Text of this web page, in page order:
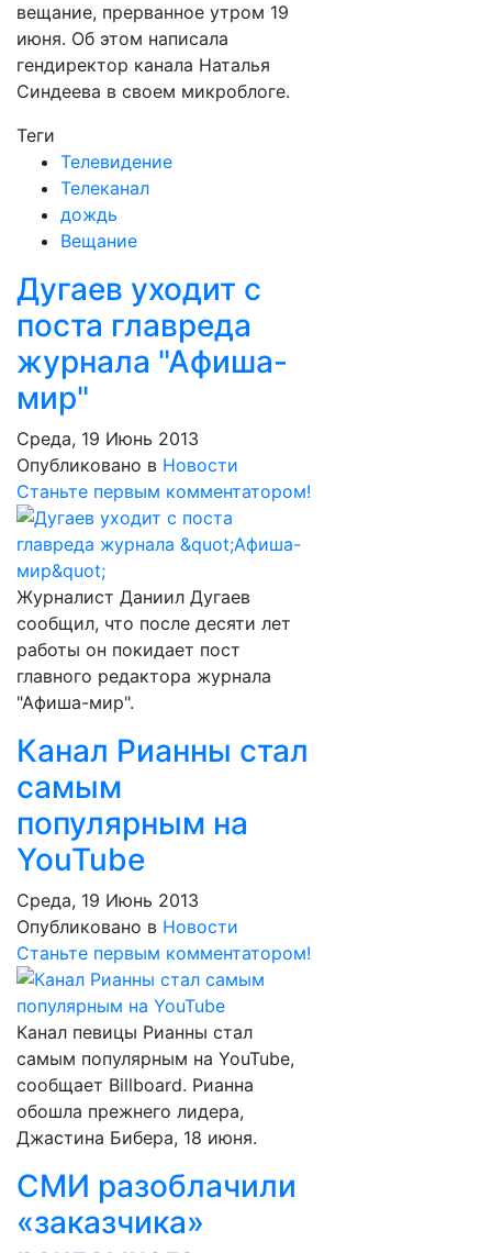
вещание, прерванное утром 19
июня. Об этом написала
гендиректор канала Наталья
Синдеева в своем микроблоге.
Теги
Телевидение
Телеканал
дождь
Вещание
Дугаев уходит с
поста главреда
журнала "Афиша-
мир"
Среда, 19 Июнь 2013
Опубликовано в Новости
Станьте первым комментатором!
Журналист Даниил Дугаев
сообщил, что после десяти лет
работы он покидает пост
главного редактора журнала
"Афиша-мир".
Канал Рианны стал
самым
популярным на
YouTube
Среда, 19 Июнь 2013
Опубликовано в Новости
Станьте первым комментатором!
Канал певицы Рианны стал
самым популярным на YouTube,
сообщает Billboard. Рианна
обошла прежнего лидера,
Джастина Бибера, 18 июня.
СМИ разоблачили
«заказчика»